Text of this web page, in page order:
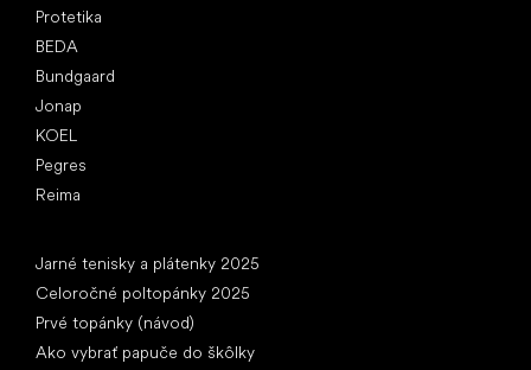
Protetika
BEDA
Bundgaard
Jonap
KOEL
Pegres
Reima
Jarné tenisky a plátenky 2025
Celoročné poltopánky 2025
Prvé topánky (návod)
Ako vybrať papuče do škôlky